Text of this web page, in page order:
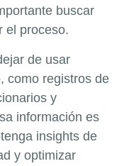
buscar
el proceso.
de usar
como registros de
y
información es
insights de
y optimizar